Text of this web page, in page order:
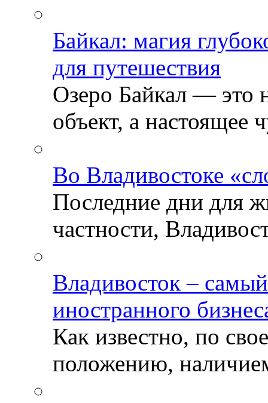
Байкал: магия
для путешествия
Озеро Байкал — это
объект, а настоящее
Во Владивостоке
Последние дни для
частности,
Владивосток –
иностранного
Как известно, по
положению,